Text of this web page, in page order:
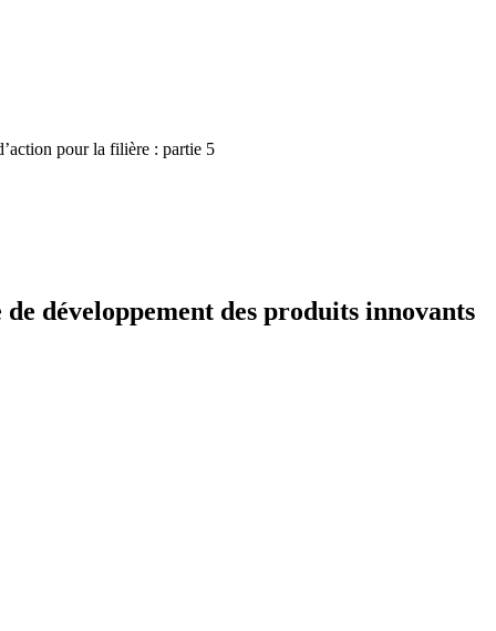
pour la filière : partie 5
développement des produits innovants